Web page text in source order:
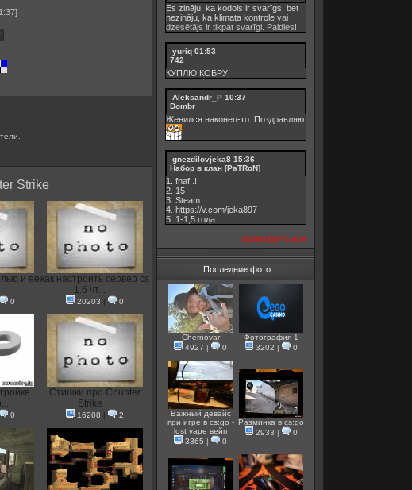
Strike
и ее
0
как настроить сервер cs
1.6 чт...
20203 | 0
0
Стишки про Counter
Strike
16208 | 2
Es zināju, ka kodols ir svarīgs, bet
nezināju, ka klimata kontrole vai
dzesētājs ir tikpat svarīgi. Paldies!
yuriq 01:53
742
КУПЛЮ КОБРУ
Aleksandr_P 10:37
Dombr
Женился наконец-то. Поздравляю
gnezdilovjeka8 15:36
Набор в клан [PaTRoN]
1. fnaf .!.
2. 15
3. Steam
4. https://v.com/jeka897
5. 1-1,5 годa
посмотреть все
Последние фото
Chernovar
4927 | 0
Фотография 1
3202 | 0
Важный девайс
при игре в cs:go -
lost vape вейп
3365 | 0
Разминка в cs:go
2933 | 0